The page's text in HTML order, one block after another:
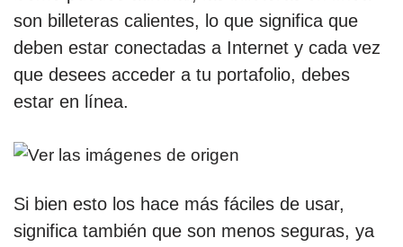
son billeteras calientes, lo que significa que
deben estar conectadas a Internet y cada vez
que desees acceder a tu portafolio, debes
estar en línea.
Si bien esto los hace más fáciles de usar,
significa también que son menos seguras, ya